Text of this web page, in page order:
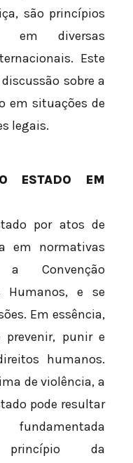
são princípios
em diversas
Este
sobre a
em situações de
legais.
ESTADO EM
por atos de
em normativas
a Convenção
Humanos, e se
Em essência,
punir e
humanos.
de violência, a
pode resultar
princípio da